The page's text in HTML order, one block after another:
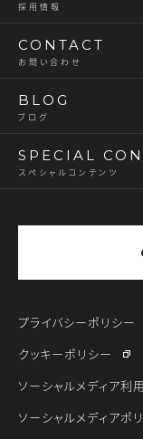
採用情報
CONTACT
お問い合わせ
BLOG
ブログ
SPECIAL
スペシャルコンテンツ
プライバシーポリシー
クッキーポリシー
ソーシャルメディア利
ソーシャルメディアポ